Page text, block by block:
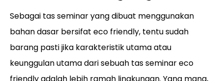
Sebagai tas seminar yang dibuat menggunakan
bahan dasar bersifat eco friendly, tentu sudah
barang pasti jika karakteristik utama atau
keunggulan utama dari sebuah tas seminar eco
friendly adalah lebih ramah lingkungan. Yang mana,